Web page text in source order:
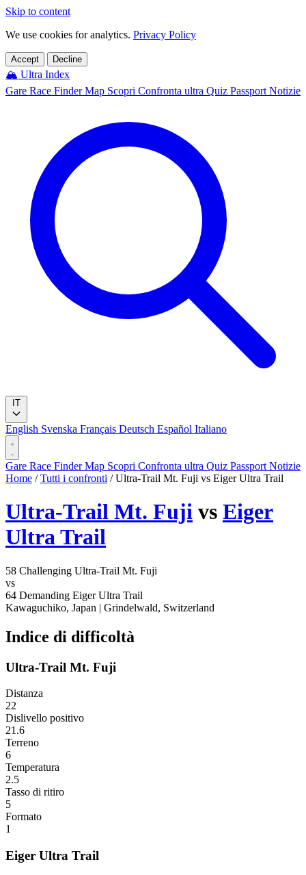
Skip to content
We use cookies for analytics. Privacy Policy
Accept Decline
🏔️ Ultra Index
Gare Race FinderMap Scopri Confronta ultra Quiz Passport Notizie
English Svenska Français Deutsch Español Italiano
Gare Race FinderMap Scopri Confronta ultra Quiz Passport Notizie
Home / Tutti i confronti / Ultra-Trail Mt. Fuji vs Eiger Ultra Trail
Ultra-Trail Mt. Fuji vs Eiger
Ultra Trail
58 Challenging Ultra-Trail Mt. Fuji
vs
64 Demanding Eiger Ultra Trail
Kawaguchiko, Japan | Grindelwald, Switzerland
Indice di difficoltà
Ultra-Trail Mt. Fuji
Distanza
22
Dislivello positivo
21.6
Terreno
6
Temperatura
2.5
Tasso di ritiro
5
Formato
1
Eiger Ultra Trail